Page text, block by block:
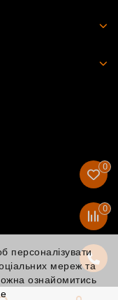
персоналізувати
мереж та
ознайомитись
0
0